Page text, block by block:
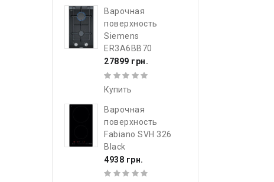
Варочная
поверхность
Siemens
ER3A6BB70
27899 грн.
Купить
Варочная
поверхность
Fabiano SVH 326
Black
4938 грн.